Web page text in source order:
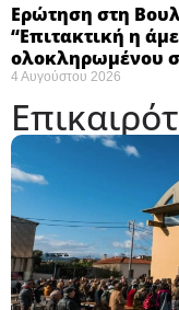
Ερώτηση στη
“Eπιτακτική η
ολοκληρωμένου
4 Αυγούστου 2026